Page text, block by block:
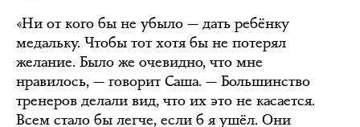
«Ни от кого бы не убыло — дать ребёнку
медальку. Чтобы тот хотя бы не потерял
желание. Было же очевидно, что мне
нравилось, — говорит Саша. — Большинство
тренеров делали вид, что их это не касается.
Всем стало бы легче, если б я ушёл. Они